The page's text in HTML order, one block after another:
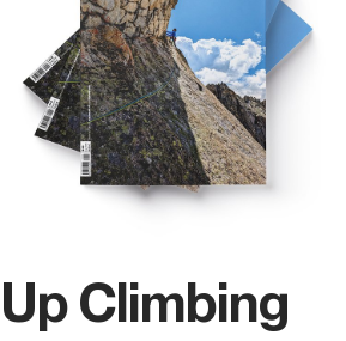
Up Climbing